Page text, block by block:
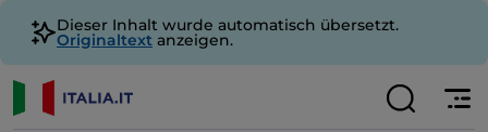
Dieser Inhalt wurde automatisch übersetzt.
Originaltext anzeigen.